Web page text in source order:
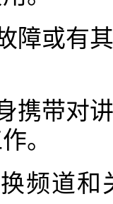
障或有
携带对
。
频道和